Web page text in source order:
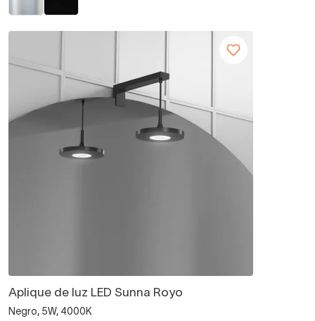
Aplique de luz LED Sunna Royo
Negro, 5W, 4000K